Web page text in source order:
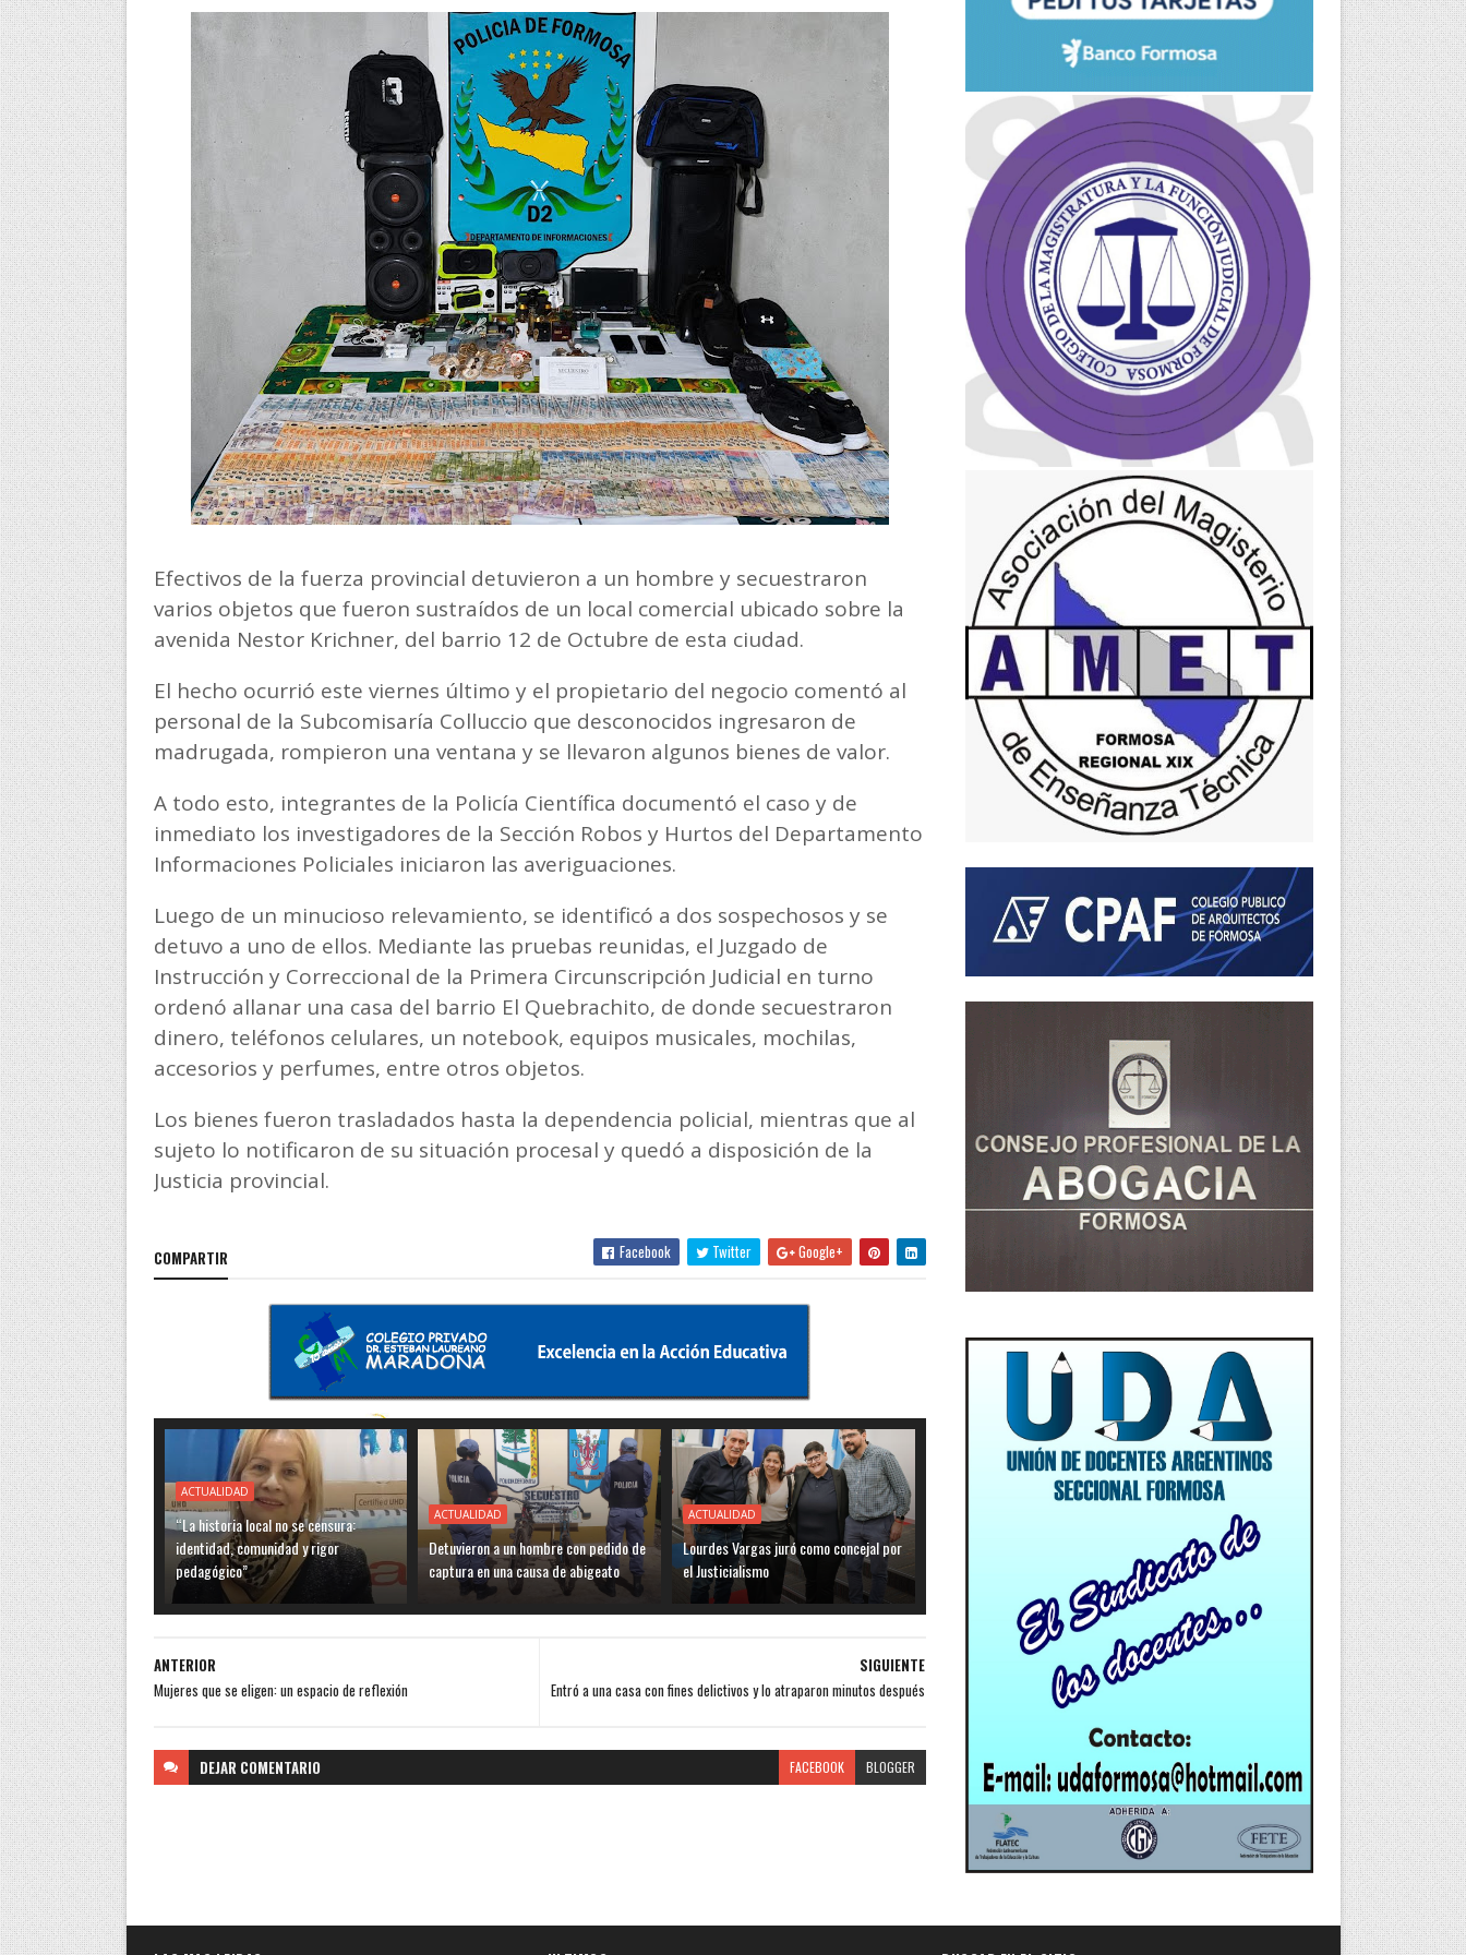
Efectivos de la fuerza provincial detuvieron a un hombre y secuestraron
varios objetos que fueron sustraídos de un local comercial ubicado sobre la
avenida Nestor Krichner, del barrio 12 de Octubre de esta ciudad.
El hecho ocurrió este viernes último y el propietario del negocio comentó al
personal de la Subcomisaría Colluccio que desconocidos ingresaron de
madrugada, rompieron una ventana y se llevaron algunos bienes de valor.
A todo esto, integrantes de la Policía Científica documentó el caso y de
inmediato los investigadores de la Sección Robos y Hurtos del Departamento
Informaciones Policiales iniciaron las averiguaciones.
Luego de un minucioso relevamiento, se identificó a dos sospechosos y se
detuvo a uno de ellos. Mediante las pruebas reunidas, el Juzgado de
Instrucción y Correccional de la Primera Circunscripción Judicial en turno
ordenó allanar una casa del barrio El Quebrachito, de donde secuestraron
dinero, teléfonos celulares, un notebook, equipos musicales, mochilas,
accesorios y perfumes, entre otros objetos.
Los bienes fueron trasladados hasta la dependencia policial, mientras que al
sujeto lo notificaron de su situación procesal y quedó a disposición de la
Justicia provincial.
COMPARTIR Facebook Twitter Google+
ACTUALIDAD
“La historia local no se censura:
identidad, comunidad y rigor
pedagógico”
ACTUALIDAD
Detuvieron a un hombre con pedido de
captura en una causa de abigeato
ACTUALIDAD
Lourdes Vargas juró como concejal por
el Justicialismo
SIGUIENTE
Entró a una casa con fines delictivos y lo atraparon minutos después
ANTERIOR
Mujeres que se eligen: un espacio de reflexión
DEJAR COMENTARIO FACEBOOK BLOGGER